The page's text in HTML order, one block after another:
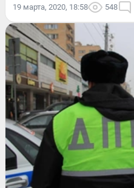
19 марта, 2020, 18:58 548